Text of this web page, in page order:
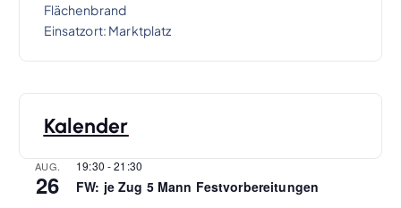
Flächenbrand
Einsatzort: Marktplatz
Kalender
AUG.
26
19:30 -21:30
FW: je Zug 5 Mann Festvorbereitungen